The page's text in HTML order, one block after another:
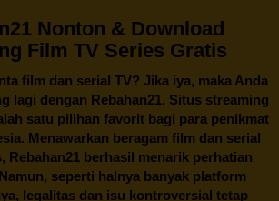
Nonton & Download
Film TV Series Gratis
film dan serial TV? Jika iya, maka Anda
lagi dengan Rebahan21. Situs streaming
satu pilihan favorit bagi para penikmat
Menawarkan beragam film dan serial
Rebahan21berhasil menarik perhatian
seperti halnya banyak platform
legalitas dan isu kontroversial tetap